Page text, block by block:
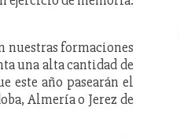
nuestras formaciones
una alta cantidad de
este año pasearán el
Almería o Jerez de